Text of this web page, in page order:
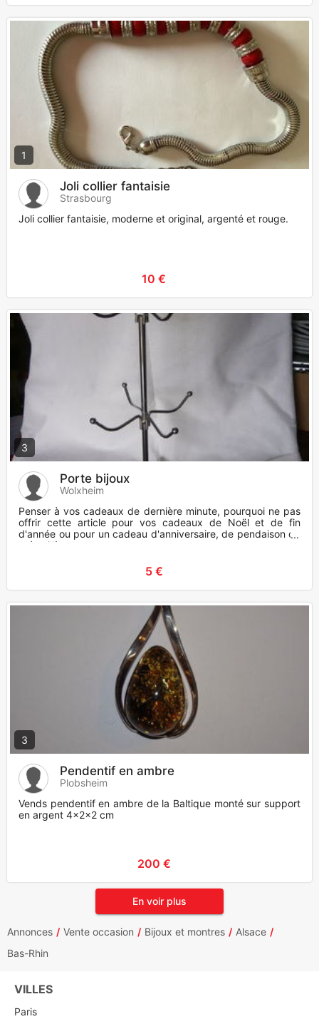
1
Joli collier fantaisie
Strasbourg
Joli collier fantaisie, moderne et original, argenté et rouge.
10 €
3
Porte bijoux
Wolxheim
Penser à vos cadeaux de dernière minute, pourquoi ne pas
offrir cette article pour vos cadeaux de Noël et de fin
d'année ou pour un cadeau d'anniversaire, de pendaison de
crémaillè
5 €
3
Pendentif en ambre
Plobsheim
Vends pendentif en ambre de la Baltique monté sur support
en argent 4x2x2 cm
200 €
En voir plus
Annonces Vente occasion Bijoux et montres
Alsace
Bas-Rhin
VILLES
Paris